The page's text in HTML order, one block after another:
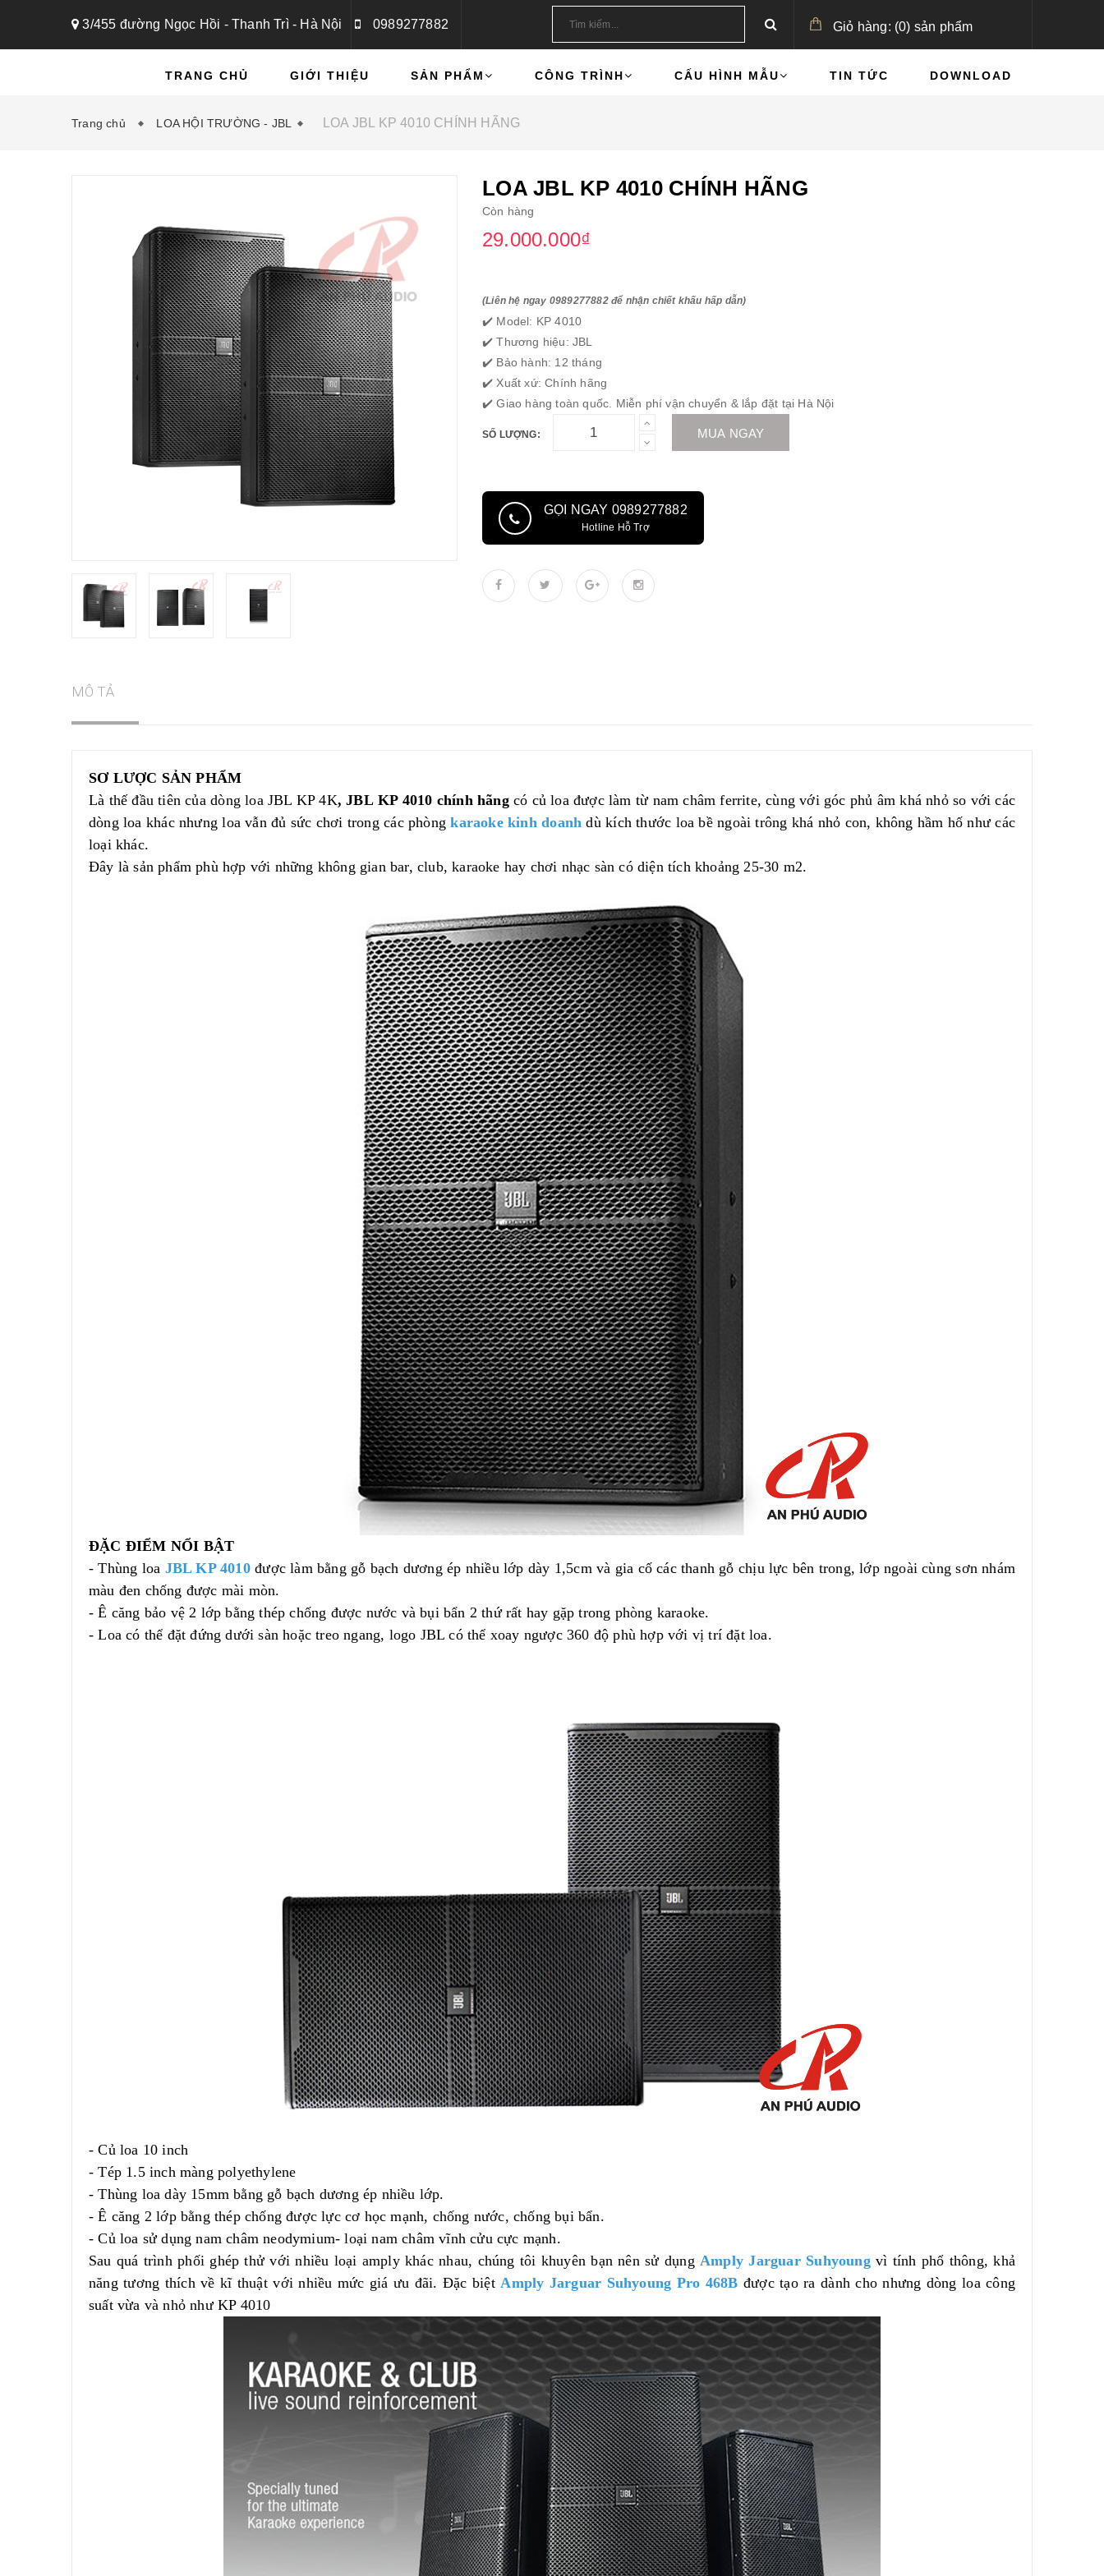
3/455 đường Ngọc Hồi - Thanh Trì - Hà Nội 0989277882 Giỏ hàng: (0) sản phẩm
TRANG CHỦ GIỚI THIỆU SẢN PHẨM CÔNG TRÌNH CẤU HÌNH MẪU TIN TỨC DOWNLOAD
Trang chủ LOA HỘI TRƯỜNG - JBL LOA JBL KP 4010 CHÍNH HÃNG
LOA JBL KP 4010 CHÍNH HÃNG
Còn hàng
29.000.000₫
(Liên hệ ngay 0989277882 để nhận chiết khấu hấp dẫn)
✔️ Model: KP 4010
✔️ Thương hiệu: JBL
✔️ Bảo hành: 12 tháng
✔️ Xuất xứ: Chính hãng
✔️ Giao hàng toàn quốc. Miễn phí vận chuyển & lắp đặt tại Hà Nội
SỐ LƯỢNG: MUA NGAY
GỌI NGAY 0989277882
Hotline Hỗ Trợ
MÔ TẢ
SƠ LƯỢC SẢN PHẨM
Là thế đầu tiên của dòng loa JBL KP 4K, JBL KP 4010 chính hãng có củ loa được làm từ nam châm ferrite, cùng với góc phủ âm khá nhỏ so với các
dòng loa khác nhưng loa vẫn đủ sức chơi trong các phòngkaraoke kinh doanh dù kích thước loa bề ngoài trông khá nhỏ con, không hầm hố như các
loại khác.
Đây là sản phẩm phù hợp với những không gian bar, club, karaoke hay chơi nhạc sàn có diện tích khoảng 25-30 m2.
ĐẶC ĐIỂM NỔI BẬT
- Thùng loa JBL KP 4010được làm bằng gỗ bạch dương ép nhiều lớp dày 1,5cm và gia cố các thanh gỗ chịu lực bên trong, lớp ngoài cùng sơn nhám
màu đen chống được mài mòn.
- Ê căng bảo vệ 2 lớp bằng thép chống được nước và bụi bẩn 2 thứ rất hay gặp trong phòng karaoke.
- Loa có thể đặt đứng dưới sàn hoặc treo ngang, logo JBL có thể xoay ngược 360 độ phù hợp với vị trí đặt loa.
- Củ loa 10 inch
- Tép 1.5 inch màng polyethylene
- Thùng loa dày 15mm bằng gỗ bạch dương ép nhiều lớp.
- Ê căng 2 lớp bằng thép chống được lực cơ học mạnh, chống nước, chống bụi bẩn.
- Củ loa sử dụng nam châm neodymium- loại nam châm vĩnh cửu cực mạnh.
Sau quá trình phối ghép thử với nhiều loại amply khác nhau, chúng tôi khuyên bạn nên sử dụngAmply Jarguar Suhyoungvì tính phổ thông, khả
năng tương thích về kĩ thuật với nhiều mức giá ưu đãi. Đặc biệtAmply Jarguar Suhyoung Pro 468B được tạo ra dành cho nhưng dòng loa công
suất vừa và nhỏ như KP 4010